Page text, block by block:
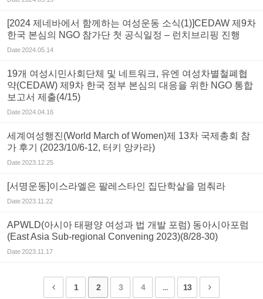
[2024 제네바에서 함께하는 여성운동 소식(1)]CEDAW 제9차
한국 본심의 NGO 참가단 첫 공식일정 – 런치브리핑 진행
Date2024.05.14
19개 여성시민사회단체 및 네트워크, 유엔 여성차별철폐협
약(CEDAW) 제9차 한국 정부 본심의 대응을 위한 NGO 통합
보고서 제출(4/15)
Date2024.04.16
세계여성행진(World March of Women)제 13차 국제총회 참
가 후기 (2023/10/6-12, 터키 앙카라)
Date2023.12.25
[서명운동]이스라엘은 팔레스타인 집단학살을 멈춰라
Date2023.11.22
APWLD(아시아 태평양 여성과 법 개발 포럼) 동아시아포럼
(East Asia Sub-regional Convening 2023)(8/28-30)
Date2023.11.17
1 2 3 4 ... 13